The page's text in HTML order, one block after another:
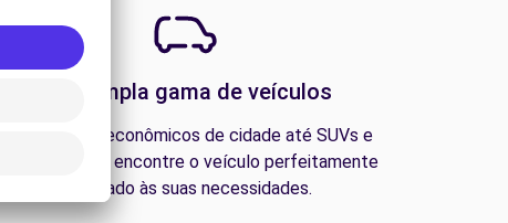
Uma ampla gama de veículos
Desde carros econômicos de cidade até SUVs e
vans familiares, encontre o veículo perfeitamente
adequado às suas necessidades.